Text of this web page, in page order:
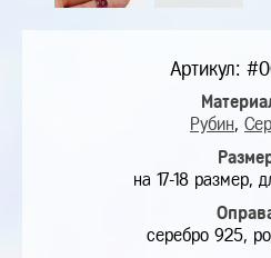
Артикул:
Рубин,
на 17-18 размер,
серебро 925,